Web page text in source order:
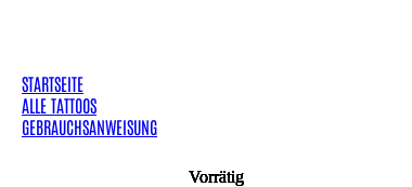
STARTSEITE
ALLE TATTOOS
GEBRAUCHSANWEISUNG
Vorrätig
Vorrätig
Vorrätig
Vorrätig
Vorrätig
Vorrätig
Vorrätig